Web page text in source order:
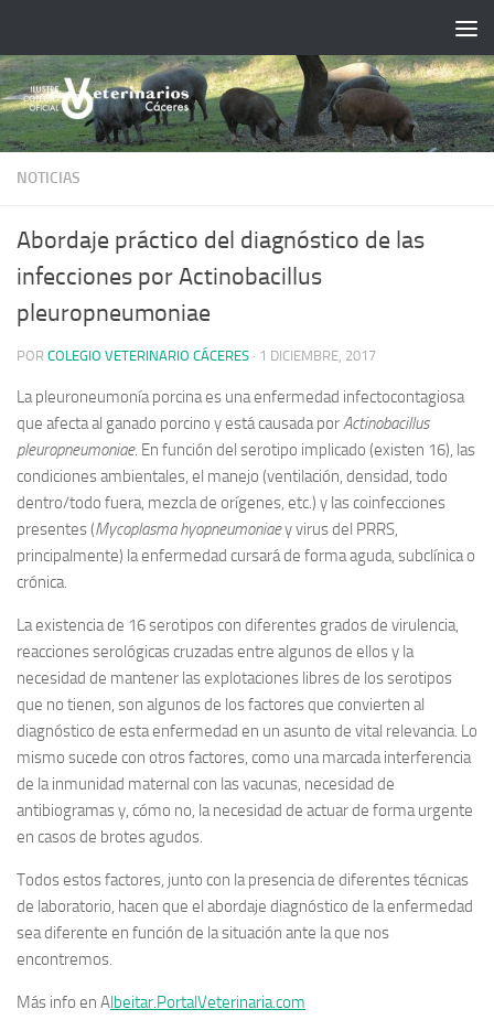
NOTICIAS
Abordaje práctico del diagnóstico de las
infecciones por Actinobacillus
pleuropneumoniae
POR COLEGIO VETERINARIO CÁCERES · 1 DICIEMBRE, 2017
La pleuroneumonía porcina es una enfermedad infectocontagiosa
que afecta al ganado porcino y está causada por Actinobacillus
pleuropneumoniae. En función del serotipo implicado (existen 16), las
condiciones ambientales, el manejo (ventilación, densidad, todo
dentro/todo fuera, mezcla de orígenes, etc.) y las coinfecciones
presentes (Mycoplasma hyopneumoniaey virus del PRRS,
principalmente) la enfermedad cursará de forma aguda, subclínica o
crónica.
La existencia de 16 serotipos con diferentes grados de virulencia,
reacciones serológicas cruzadas entre algunos de ellos y la
necesidad de mantener las explotaciones libres de los serotipos
que no tienen, son algunos de los factores que convierten al
diagnóstico de esta enfermedad en un asunto de vital relevancia. Lo
mismo sucede con otros factores, como una marcada interferencia
de la inmunidad maternal con las vacunas, necesidad de
antibiogramas y, cómo no, la necesidad de actuar de forma urgente
en casos de brotes agudos.
Todos estos factores, junto con la presencia de diferentes técnicas
de laboratorio, hacen que el abordaje diagnóstico de la enfermedad
sea diferente en función de la situación ante la que nos
encontremos.
Más info en Albeitar.PortalVeterinaria.com